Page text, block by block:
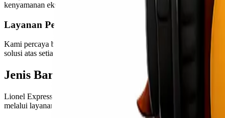
kenyamanan ekstra bagi pelanggan yang membutuhkan informasi
Layanan Pelanggan yang Responsif
Kami percaya bahwa komunikasi yang baik dengan pelanggan
solusi atas setiap pertanyaan atau keluhan terkait pengiriman
Jenis Barang yang Dapat Dikirim ke
Lionel Express melayani berbagai jenis pengiriman barang, mulai
melalui layanan ekspedisi kami: